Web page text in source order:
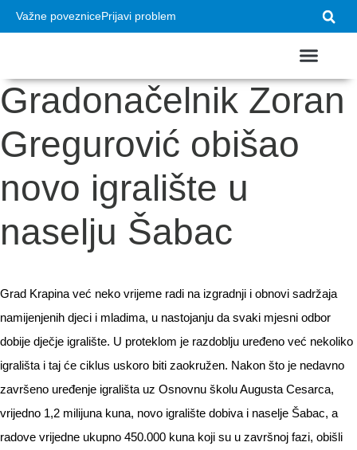
Važne poveznicePrijavi problem
Gradonačelnik Zoran
Gregurović obišao
novo igralište u
naselju Šabac
Grad Krapina već neko vrijeme radi na izgradnji i obnovi sadržaja
namijenjenih djeci i mladima, u nastojanju da svaki mjesni odbor
dobije dječje igralište. U proteklom je razdoblju uređeno već nekoliko
igrališta i taj će ciklus uskoro biti zaokružen. Nakon što je nedavno
završeno uređenje igrališta uz Osnovnu školu Augusta Cesarca,
vrijedno 1,2 milijuna kuna, novo igralište dobiva i naselje Šabac, a
radove vrijedne ukupno 450.000 kuna koji su u završnoj fazi, obišli